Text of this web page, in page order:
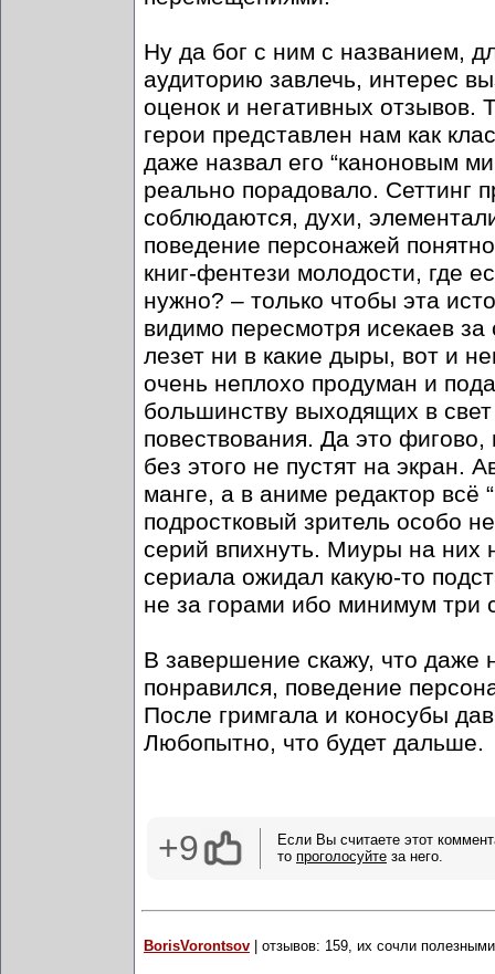
Ну да бог с ним с названием,
аудиторию завлечь, интерес
оценок и негативных отзывов.
герои представлен нам как
даже назвал его “каноновым
реально порадовало. Сеттинг
соблюдаются, духи,
поведение персонажей
книг-фентези молодости, где
нужно? – только чтобы эта
видимо пересмотря исекаев
лезет ни в какие дыры, вот и
очень неплохо продуман и
большинству выходящих в
повествования. Да это фигово,
без этого не пустят на экран.
манге, а в аниме редактор всё
подростковый зритель особо
серий впихнуть. Миуры на них
сериала ожидал какую-то
не за горами ибо минимум три
В завершение скажу, что
понравился, поведение
После гримгала и коносубы
Любопытно, что будет дальше.
+9
Если Вы считаете этот
то проголосуйте за него.
BorisVorontsov | отзывов: 159, их сочли